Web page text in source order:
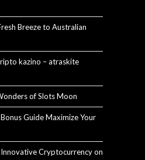
Breeze to Australian
kazino – atraskite
of Slots Moon
Guide Maximize Your
Cryptocurrency on